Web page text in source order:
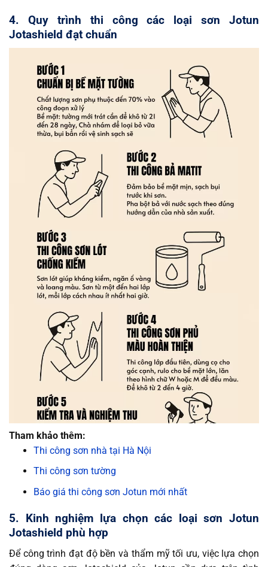
4. Quy trình thi công các loại sơn Jotun
Jotashield đạt chuẩn
Tham khảo thêm:
Thi công sơn nhà tại Hà Nội
Thi công sơn tường
Báo giá thi công sơn Jotun mới nhất
5. Kinh nghiệm lựa chọn các loại sơn Jotun
Jotashield phù hợp
Để công trình đạt độ bền và thẩm mỹ tối ưu, việc lựa chọn